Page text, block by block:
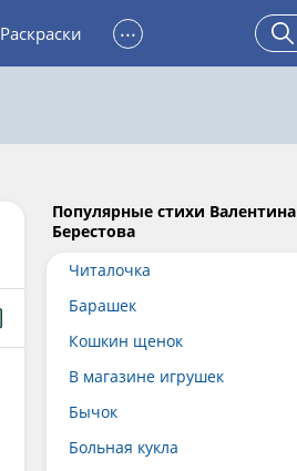
Раскраски ...
Популярные стихи Валентина
Берестова
Читалочка
Барашек
Кошкин щенок
В магазине игрушек
Бычок
Больная кукла